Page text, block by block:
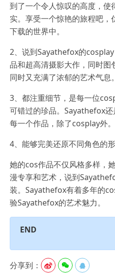
到了一个令人惊叹的高度，使
实。享受一个惊艳的旅程吧
下载的世界中。
2、说到Sayathefox的
品和超高清摄影大作，同时图
同时又充满了浓郁的艺术气息。
3、都注重细节，是每一位
可错过的珍品。Sayathefox
每一个作品，除了cosplay外。
4、能够完美还原不同角色的形
她的cos作品不仅风格多样，
漫专享和艺术，说到
装。Sayathefox有着多年的
验Sayathefox的艺术魅力。
END
分享到：   